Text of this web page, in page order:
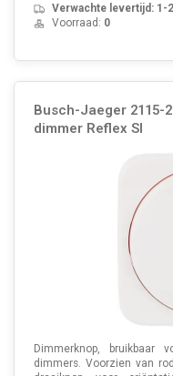
Verwachte levertijd: 1-
Voorraad: 0
Busch-Jaeger 2115-
dimmer Reflex SI
Dimmerknop, bruikbaar
dimmers. Voorzien van